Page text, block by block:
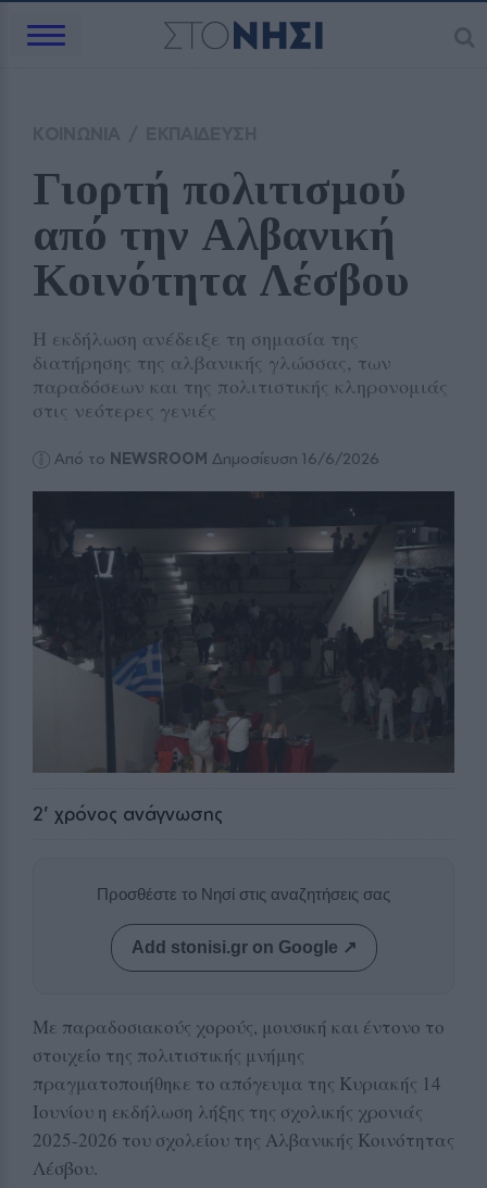
Γιορτή πολιτισμού
από την Αλβανική
Κοινότητα Λέσβου
Η εκδήλωση ανέδειξε τη σημασία της
διατήρησης της αλβανικής γλώσσας, των
παραδόσεων και της πολιτιστικής κληρονομιάς
στις νεότερες γενιές
Από το NEWSROOM Δημοσίευση 16/6/2026
2' χρόνος ανάγνωσης
Προσθέστε το Νησί στις αναζητήσεις σας
Add stonisi.gr on Google ↗
Με παραδοσιακούς χορούς, μουσική και έντονο το
στοιχείο της πολιτιστικής μνήμης
πραγματοποιήθηκε το απόγευμα της Κυριακής 14
Ιουνίου η εκδήλωση λήξης της σχολικής χρονιάς
2025-2026 του σχολείου της Αλβανικής Κοινότητας
Λέσβου.